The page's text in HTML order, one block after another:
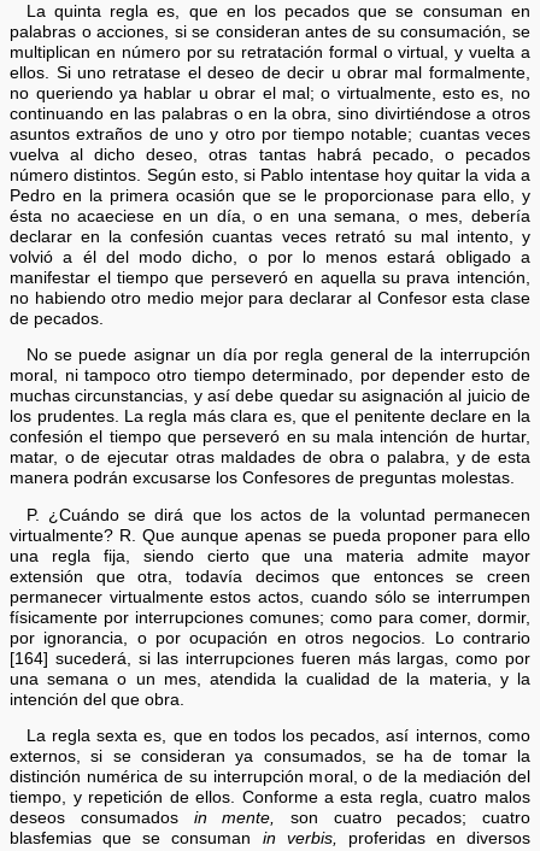
La quinta regla es, que en los pecados que se consuman en
palabras o acciones, si se consideran antes de su consumación, se
multiplican en número por su retratación formal o virtual, y vuelta a
ellos. Si uno retratase el deseo de decir u obrar mal formalmente,
no queriendo ya hablar u obrar el mal; o virtualmente, esto es, no
continuando en las palabras o en la obra, sino divirtiéndose a otros
asuntos extraños de uno y otro por tiempo notable; cuantas veces
vuelva al dicho deseo, otras tantas habrá pecado, o pecados
número distintos. Según esto, si Pablo intentase hoy quitar la vida a
Pedro en la primera ocasión que se le proporcionase para ello, y
ésta no acaeciese en un día, o en una semana, o mes, debería
declarar en la confesión cuantas veces retrató su mal intento, y
volvió a él del modo dicho, o por lo menos estará obligado a
manifestar el tiempo que perseveró en aquella su prava intención,
no habiendo otro medio mejor para declarar al Confesor esta clase
de pecados.
No se puede asignar un día por regla general de la interrupción
moral, ni tampoco otro tiempo determinado, por depender esto de
muchas circunstancias, y así debe quedar su asignación al juicio de
los prudentes. La regla más clara es, que el penitente declare en la
confesión el tiempo que perseveró en su mala intención de hurtar,
matar, o de ejecutar otras maldades de obra o palabra, y de esta
manera podrán excusarse los Confesores de preguntas molestas.
P. ¿Cuándo se dirá que los actos de la voluntad permanecen
virtualmente? R. Que aunque apenas se pueda proponer para ello
una regla fija, siendo cierto que una materia admite mayor
extensión que otra, todavía decimos que entonces se creen
permanecer virtualmente estos actos, cuando sólo se interrumpen
físicamente por interrupciones comunes; como para comer, dormir,
por ignorancia, o por ocupación en otros negocios. Lo contrario
[164] sucederá, si las interrupciones fueren más largas, como por
una semana o un mes, atendida la cualidad de la materia, y la
intención del que obra.
La regla sexta es, que en todos los pecados, así internos, como
externos, si se consideran ya consumados, se ha de tomar la
distinción numérica de su interrupción moral, o de la mediación del
tiempo, y repetición de ellos. Conforme a esta regla, cuatro malos
deseos consumados in mente, son cuatro pecados; cuatro
blasfemias que se consuman in verbis, proferidas en diversos